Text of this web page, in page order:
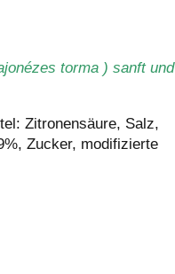
torma ) sanft und
Zitronensäure, Salz,
Zucker, modifizierte